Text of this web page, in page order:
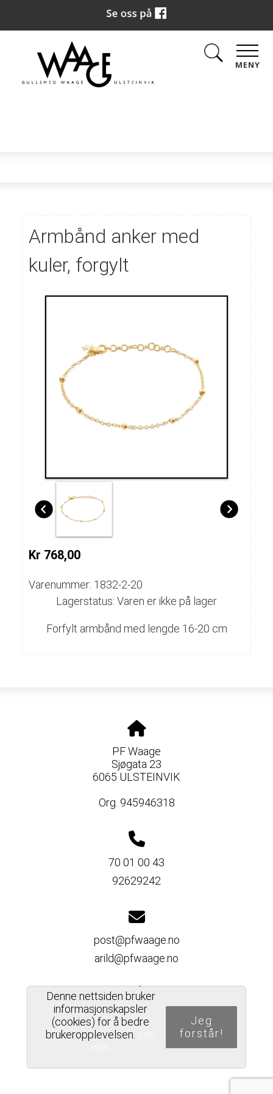
MENY
Armbånd anker med
kuler, forgylt
Kr 768,00
Varenummer: 1832-2-20
Lagerstatus: Varen er ikke på lager
Forfylt armbånd med lengde 16-20 cm
PF Waage
Sjøgata 23
6065 ULSTEINVIK
Org. 945946318
70 01 00 43
92629242
post@pfwaage.no
arild@pfwaage.no
Del nettside
Denne nettsiden bruker
informasjonskapsler
(cookies) for å bedre
brukeropplevelsen.
Jeg
forstår!